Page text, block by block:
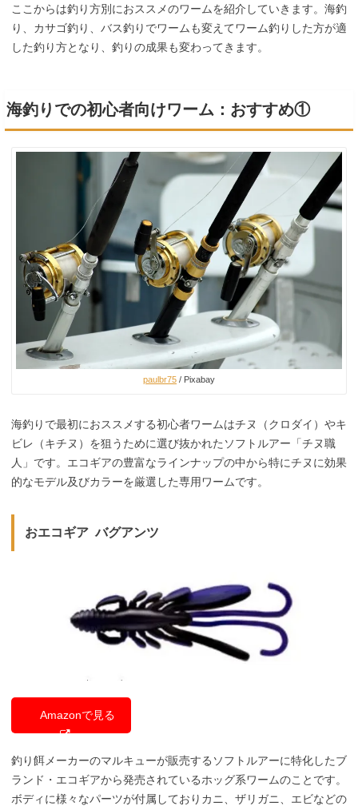
ここからは釣り方別におススメのワームを紹介していきます。海釣
り、カサゴ釣り、バス釣りでワームも変えてワーム釣りした方が適
した釣り方となり、釣りの成果も変わってきます。
海釣りでの初心者向けワーム：おすすめ①
paulbr75 / Pixabay
海釣りで最初におススメする初心者ワームはチヌ（クロダイ）やキ
ビレ（キチヌ）を狙うために選び抜かれたソフトルアー「チヌ職
人」です。エコギアの豊富なラインナップの中から特にチヌに効果
的なモデル及びカラーを厳選した専用ワームです。
おエコギア バグアンツ
Amazonで見る
釣り餌メーカーのマルキューが販売するソフトルアーに特化したブ
ランド・エコギアから発売されているホッグ系ワームのことです。
ボディに様々なパーツが付属しておりカニ、ザリガニ、エビなどの